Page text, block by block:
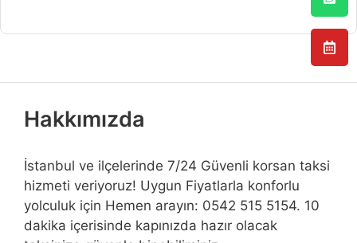
Hakkımızda
İstanbul ve ilçelerinde 7/24 Güvenli korsan taksi
hizmeti veriyoruz! Uygun Fiyatlarla konforlu
yolculuk için Hemen arayın: 0542 515 5154. 10
dakika içerisinde kapınızda hazır olacak